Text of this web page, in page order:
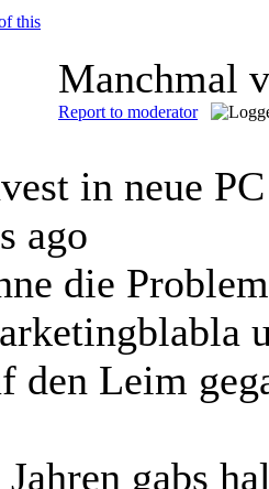
Manchmal
Report to moderator
in neue
ago
die
den Leim
gabs